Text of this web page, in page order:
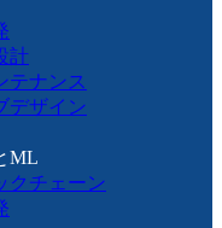
計
テナンス
デザイン
ML
クチェーン